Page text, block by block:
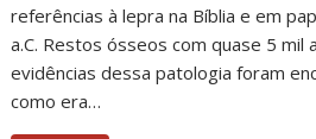
referências à lepra na Bíblia e em
a.C. Restos ósseos com quase 5 mil
evidências dessa patologia foram
como era…